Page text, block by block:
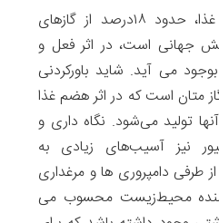
طبق آمار سازمان جهانی غذا، حدود ۱۸درصد از گازهای
جهانی است، در اثر فعل و
می آید. شاید باورکردنی
متان است که در اثر هضم غذا
تولید می‌شود. نگاه داری و
نیز آسیب‌های زیادی به
دامپروری ها و مرغداری
محیط‌زیست محسوب می